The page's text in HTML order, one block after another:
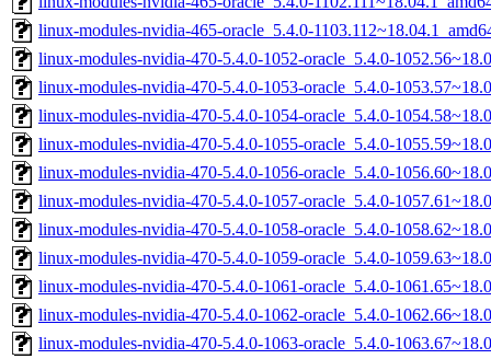
linux-modules-nvidia-465-oracle_5.4.0-
linux-modules-nvidia-470-5.4.0-1052-oracle_5.4.0-
linux-modules-nvidia-470-5.4.0-1053-oracle_5.4.0-
linux-modules-nvidia-470-5.4.0-1054-oracle_5.4.0-
linux-modules-nvidia-470-5.4.0-1055-oracle_5.4.0-
linux-modules-nvidia-470-5.4.0-1056-oracle_5.4.0-
linux-modules-nvidia-470-5.4.0-1057-oracle_5.4.0-
linux-modules-nvidia-470-5.4.0-1058-oracle_5.4.0-
linux-modules-nvidia-470-5.4.0-1059-oracle_5.4.0-
linux-modules-nvidia-470-5.4.0-1061-oracle_5.4.0-
linux-modules-nvidia-470-5.4.0-1062-oracle_5.4.0-
linux-modules-nvidia-470-5.4.0-1063-oracle_5.4.0-